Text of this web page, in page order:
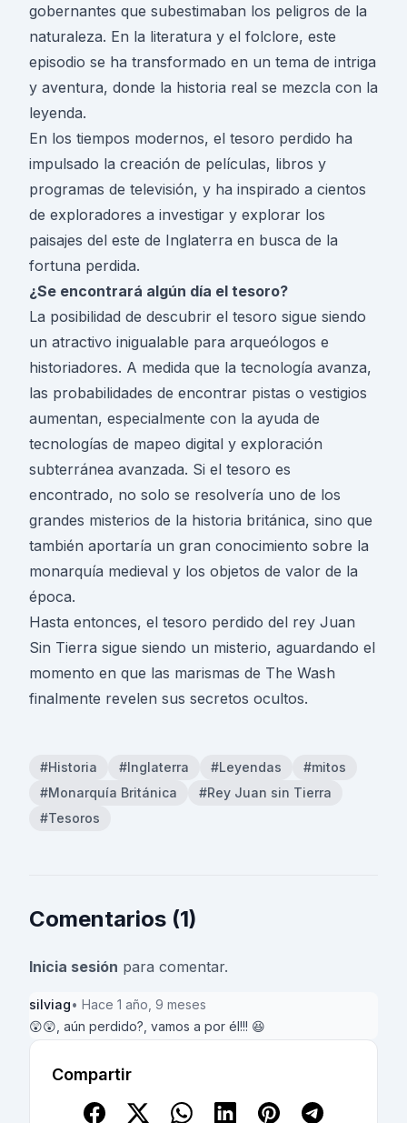
gobernantes que subestimaban los peligros de la
naturaleza. En la literatura y el folclore, este
episodio se ha transformado en un tema de intriga
y aventura, donde la historia real se mezcla con la
leyenda.
En los tiempos modernos, el tesoro perdido ha
impulsado la creación de películas, libros y
programas de televisión, y ha inspirado a cientos
de exploradores a investigar y explorar los
paisajes del este de Inglaterra en busca de la
fortuna perdida.
¿Se encontrará algún día el tesoro?
La posibilidad de descubrir el tesoro sigue siendo
un atractivo inigualable para arqueólogos e
historiadores. A medida que la tecnología avanza,
las probabilidades de encontrar pistas o vestigios
aumentan, especialmente con la ayuda de
tecnologías de mapeo digital y exploración
subterránea avanzada. Si el tesoro es
encontrado, no solo se resolvería uno de los
grandes misterios de la historia británica, sino que
también aportaría un gran conocimiento sobre la
monarquía medieval y los objetos de valor de la
época.
Hasta entonces, el tesoro perdido del rey Juan
Sin Tierra sigue siendo un misterio, aguardando el
momento en que las marismas de The Wash
finalmente revelen sus secretos ocultos.
#Historia #Inglaterra #Leyendas
#mitos
#Monarquía Británica
#Rey Juan sin Tierra
#Tesoros
Comentarios (1)
Inicia sesión para comentar.
silviag• Hace 1 año, 9 meses
😲😲, aún perdido?, vamos a por él!!! 😆
Compartir